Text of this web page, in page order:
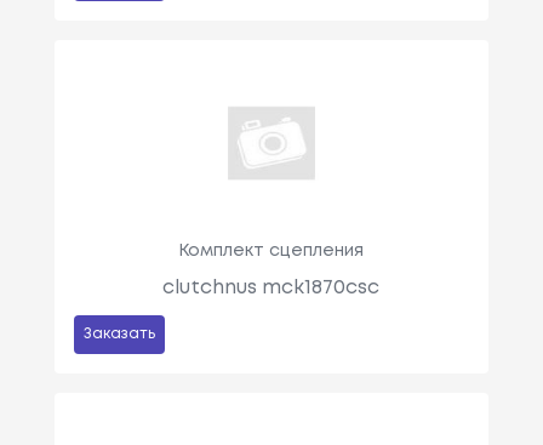
Комплект сцепления
clutchnus mck1870csc
Заказать